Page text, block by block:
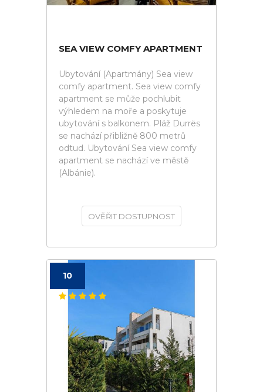
SEA VIEW COMFY APARTMENT
Ubytování (Apartmány) Sea view
comfy apartment. Sea view comfy
apartment se může pochlubit
výhledem na moře a poskytuje
ubytování s balkonem. Pláž Durrës
se nachází přibližně 800 metrů
odtud. Ubytování Sea view comfy
apartment se nachází ve městě
(Albánie).
OVĚŘIT DOSTUPNOST
10